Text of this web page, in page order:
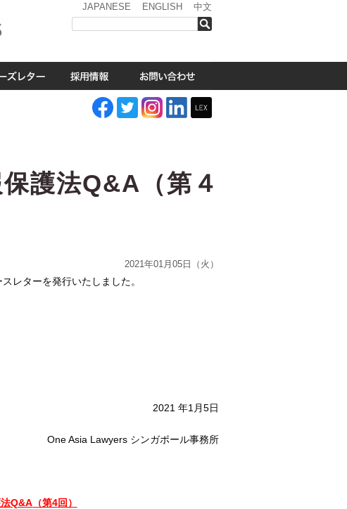
JAPANESE ENGLISH 中文
護法Q&A（第４
2021年01月05日（火）
レターを発行いたしました。
2021 年1月5日
One Asia Lawyers シンガポール事務所
Q&A（第4回）